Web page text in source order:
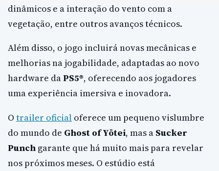
dinâmicos e a interação do vento com a
vegetação, entre outros avanços técnicos.
Além disso, o jogo incluirá novas mecânicas e
melhorias na jogabilidade, adaptadas ao novo
hardware daPS5®, oferecendo aos jogadores
uma experiência imersiva e inovadora.
O trailer oficial oferece um pequeno vislumbre
do mundo de Ghost of Yōtei, mas a Sucker
Punch garante que há muito mais para revelar
nos próximos meses. O estúdio está